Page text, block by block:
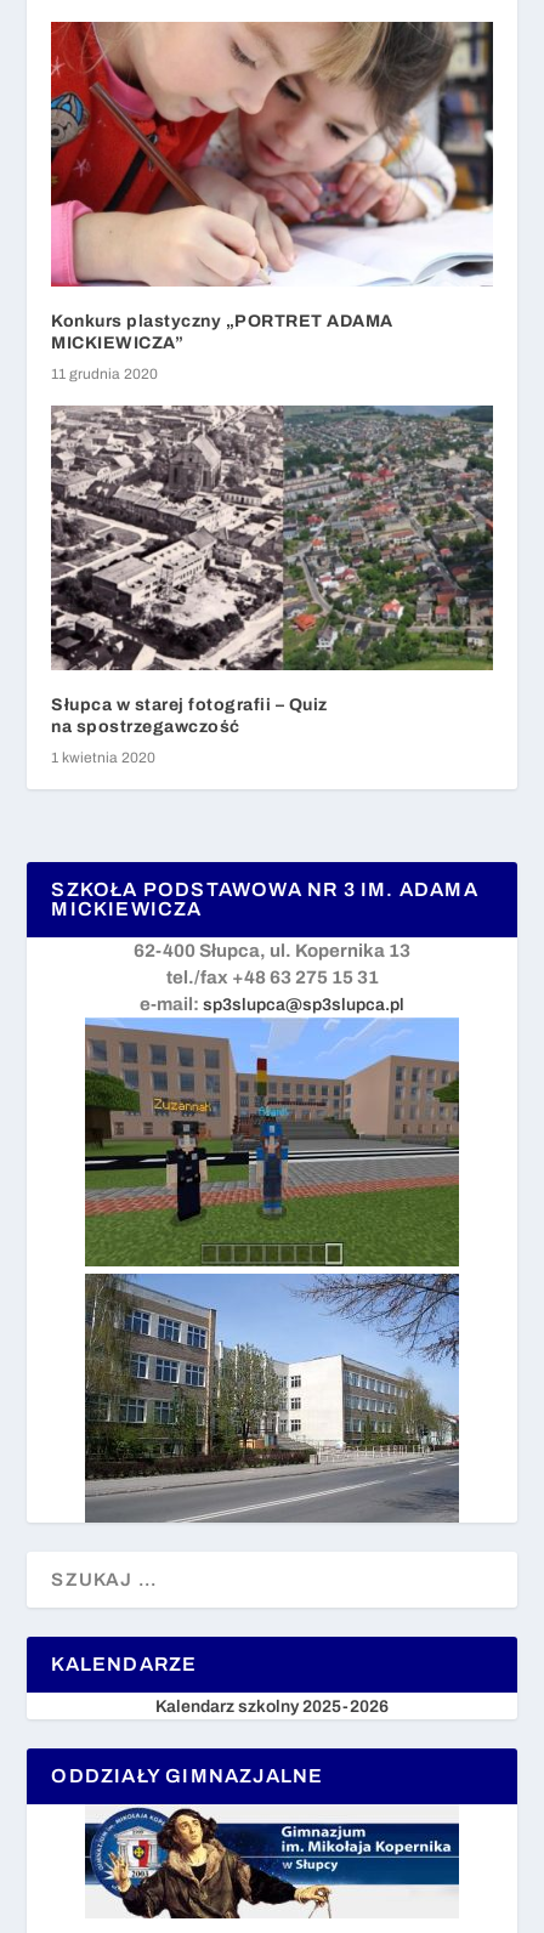
Konkurs plastyczny „PORTRET ADAMA
MICKIEWICZA”
11 grudnia 2020
Słupca w starej fotografii – Quiz
na spostrzegawczość
1 kwietnia 2020
SZKOŁA PODSTAWOWA NR 3 IM. ADAMA
MICKIEWICZA
62-400 Słupca, ul. Kopernika 13
tel./fax +48 63 275 15 31
e-mail: sp3slupca@sp3slupca.pl
KALENDARZE
Kalendarz szkolny 2025-2026
ODDZIAŁY GIMNAZJALNE